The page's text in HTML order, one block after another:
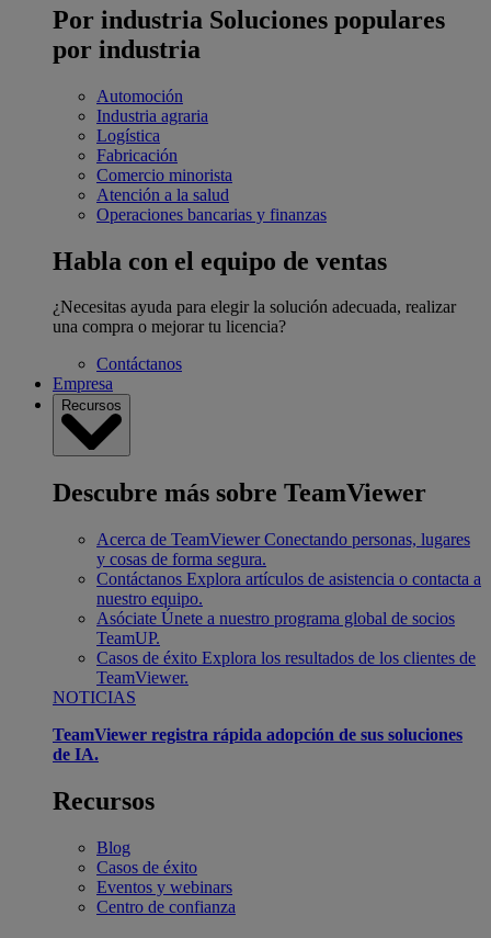
Por industria Soluciones populares
por industria
Automoción
Industria agraria
Logística
Fabricación
Comercio minorista
Atención a la salud
Operaciones bancarias y finanzas
Habla con el equipo de ventas
¿Necesitas ayuda para elegir la solución adecuada, realizar
una compra o mejorar tu licencia?
Contáctanos
Empresa
Recursos
Descubre más sobre TeamViewer
Acerca de TeamViewer Conectando personas, lugares
y cosas de forma segura.
Contáctanos Explora artículos de asistencia o contacta a
nuestro equipo.
Asóciate Únete a nuestro programa global de socios
TeamUP.
Casos de éxito Explora los resultados de los clientes de
TeamViewer.
NOTICIAS
TeamViewer registra rápida adopción de sus soluciones
de IA.
Recursos
Blog
Casos de éxito
Eventos y webinars
Centro de confianza